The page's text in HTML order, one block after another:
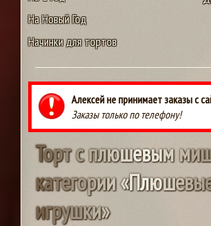
На Новый Год
Начинки для тортов
Алексей не принимает заказы с
Заказы только по телефону!
Тортсплюшевымми
категории«Плюшевы
игрушки»